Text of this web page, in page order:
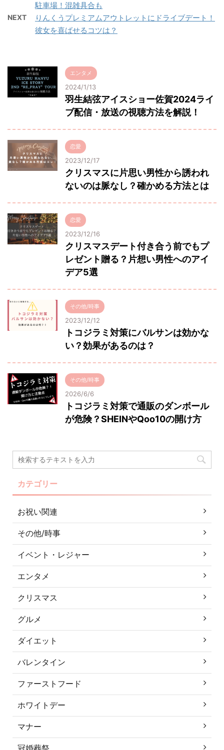
駐車場！混雑具合も
NEXT
りんくうプレミアムアウトレットにドライブデート！
彼女を喜ばせるコツは？
エンタメ
2024/1/13
羽生結弦アイスショー佐賀2024ライ
ブ配信・放送の視聴方法を解説！
恋愛
2023/12/17
クリスマスに片思い男性から誘われ
ないのは脈なし？確かめる方法とは
恋愛
2023/12/16
クリスマスデート付き合う前でもプ
レゼント贈る？片想い男性へのアイ
デア5選
その他/時事
2023/12/12
トコジラミ対策にバルサンは効かな
い？効果があるのは？
その他/時事
2026/6/6
トコジラミ対策で通販のダンボール
が危険？SHEINやQoo10の開け方
カテゴリー
お祝い関連
その他/時事
イベント・レジャー
エンタメ
クリスマス
グルメ
ダイエット
バレンタイン
ファーストフード
ホワイトデー
マナー
冠婚葬祭